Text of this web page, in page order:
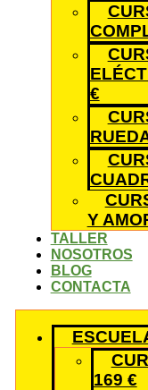
€
Y
TALLER
NOSOTROS
BLOG
CONTACTA
169 €